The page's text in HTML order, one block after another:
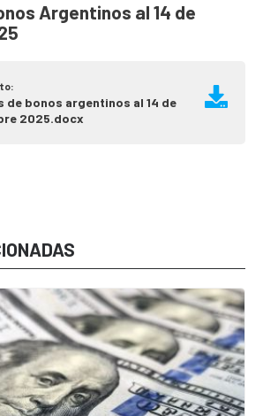
Argentinos al 14 de
de bonos argentinos al 14 de
2025.docx